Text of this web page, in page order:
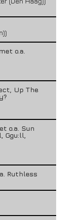
o.a.
Up The
o.a. Sun
Ggu:ll,
Ruthless